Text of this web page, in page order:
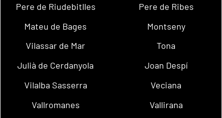
Pere de Riudebitlles
Pere de Ribes
Mateu de Bages
Montseny
Vilassar de Mar
Tona
Julià de Cerdanyola
Joan Despí
Vilalba Sasserra
Veciana
Vallromanes
Vallirana